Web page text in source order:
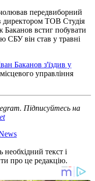
передвиборний
директором ТОВ Студія
встиг побувати
СБУ він став у травні
Баканов з'їздив у
місцевого управління
Підписуйтесь на
текст і
про це редакцію.